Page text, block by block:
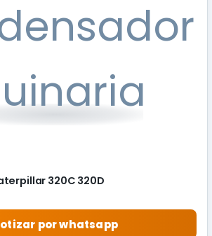
320C 320D
por whatsapp